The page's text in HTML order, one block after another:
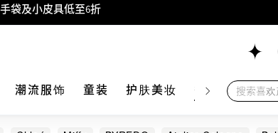
特别版限时原价低至75折!
、CHANEL及LV专区！
潮流服饰 童装 护肤美妆 香水香薰 个